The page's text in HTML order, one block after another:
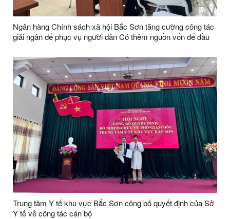
Ngân hàng Chính sách xã hội Bắc Sơn tăng cường công tác
giải ngân để phục vụ người dân Có thêm nguồn vốn để đầu
Trung tâm Y tế khu vực Bắc Sơn công bố quyết định của Sở
Y tế về công tác cán bộ